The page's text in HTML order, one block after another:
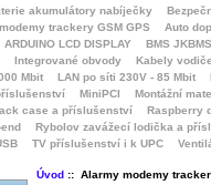
akumulátory nabíječky
trackery GSM GPS
Auto
ARDUINO LCD DISPLAY
BMS
Integrované obvody
Kabely
Mbit LAN po síti 230V - 85 Mbit
MiniPCI
Montážní
case a příslušenství
Raspberry
Rybolov zavážecí lodička a přísl
TV příslušenství i k UPC
Úvod:: Alarmy modemy